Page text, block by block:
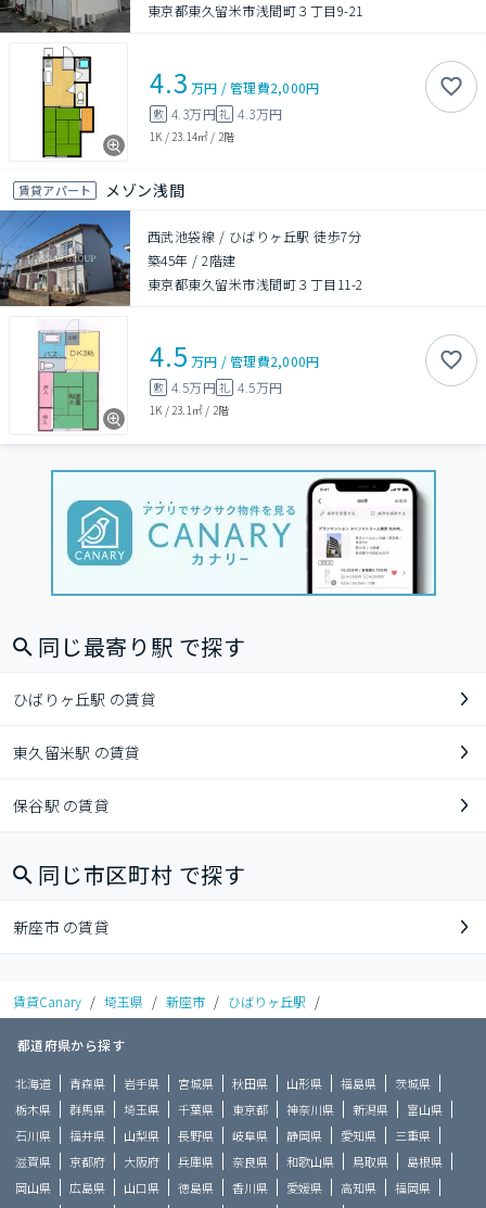
東京都東久留米市浅間町３丁目9-21
4.3 万円 /管理費2,000円
敷 4.3万円礼 4.3万円
1K / 23.14㎡ / 2階
賃貸アパート メゾン浅間
西武池袋線 / ひばりヶ丘駅 徒歩7分
築45年 /2階建
東京都東久留米市浅間町３丁目11-2
4.5 万円 /管理費2,000円
敷 4.5万円礼 4.5万円
1K / 23.1㎡ / 2階
同じ最寄り駅 で探す
ひばりヶ丘駅 の賃貸
東久留米駅 の賃貸
保谷駅 の賃貸
同じ市区町村 で探す
新座市 の賃貸
賃貸Canary / 埼玉県 / 新座市 / ひばりヶ丘駅 /
都道府県から探す
北海道 青森県 岩手県 宮城県 秋田県 山形県 福島県
茨城県
栃木県
群馬県 埼玉県 千葉県 東京都 神奈川県 新潟県
富山県
石川県
福井県 山梨県 長野県 岐阜県 静岡県 愛知県
三重県
滋賀県
京都府 大阪府 兵庫県 奈良県 和歌山県 鳥取県
島根県
岡山県
広島県 山口県 徳島県 香川県 愛媛県 高知県
福岡県